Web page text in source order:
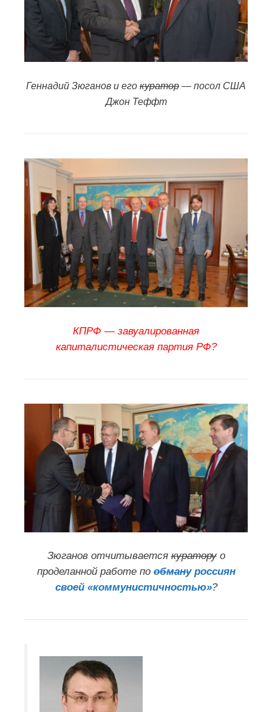
Геннадий Зюганов и его куратор — посол США
Джон Теффт
КПРФ — завуалированная
капиталистическая партия РФ?
Зюганов отчитываетсякураторуо
проделанной работе пообмануроссиян
своей «коммунистичностью»?